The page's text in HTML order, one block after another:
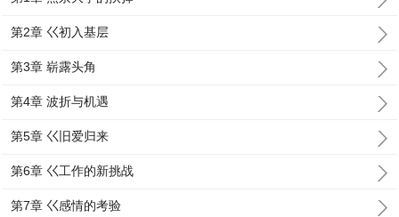
第2章 巜初入基层
第3章 崭露头角
第4章 波折与机遇
第5章 巜旧爱归来
第6章 巜工作的新挑战
第7章 巜感情的考验